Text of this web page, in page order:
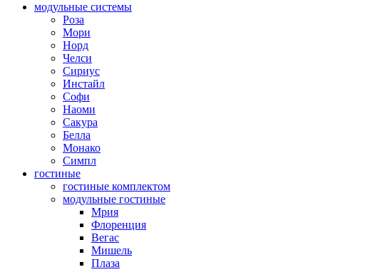
модульные системы
Роза
Мори
Норд
Челси
Сириус
Инстайл
Софи
Наоми
Сакура
Белла
Монако
Симпл
гостиные
гостиные комплектом
модульные гостиные
Мрия
Флоренция
Вегас
Мишель
Плаза